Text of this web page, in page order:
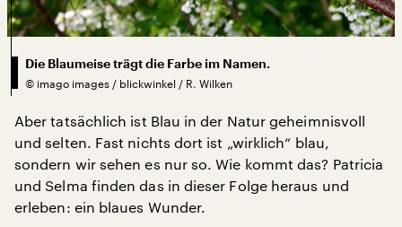
Die Blaumeise trägt die Farbe im Namen.
© imago images / blickwinkel / R. Wilken
Aber tatsächlich ist Blau in der Natur geheimnisvoll
und selten. Fast nichts dort ist „wirklich“ blau,
sondern wir sehen es nur so. Wie kommt das? Patricia
und Selma finden das in dieser Folge heraus und
erleben: ein blaues Wunder.